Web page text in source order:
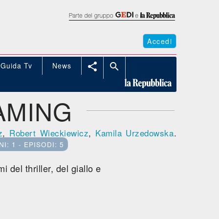
Accedi
Guida Tv News  
, Robert Wieckiewicz, Kamila Urzedowska.
1 - EPISODI: 5
del thriller, del giallo e